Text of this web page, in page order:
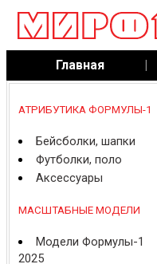
Главная |
АТРИБУТИКА ФОРМУЛЫ-1
Бейсболки, шапки
Футболки, поло
Аксессуары
МАСШТАБНЫЕ МОДЕЛИ
Модели Формулы-1
2025